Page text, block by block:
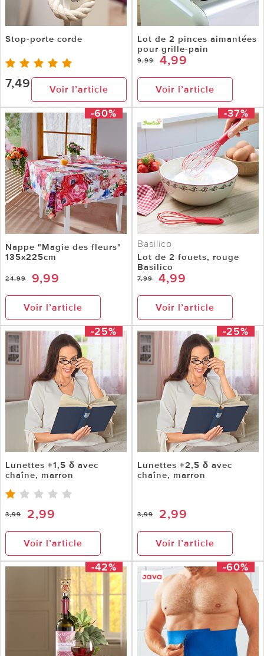
Stop-porte corde
7,49 Voir l’article
Lot de 2 pinces aimantées
pour grille-pain
9,99 4,99
Voir l’article
-60%
Nappe "Magie des fleurs"
135x225cm
24,99 9,99
Voir l’article
-37%
Basilico
Lot de 2 fouets, rouge
Basilico
7,99 4,99
Voir l’article
-25%
Lunettes +1,5 δ avec
chaîne, marron
3,99 2,99
Voir l’article
-25%
Lunettes +2,5 δ avec
chaîne, marron
3,99 2,99
Voir l’article
-42% -60%